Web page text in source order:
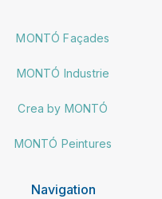
MONTÓ Façades
MONTÓ Industrie
Crea by MONTÓ
MONTÓ Peintures
Navigation